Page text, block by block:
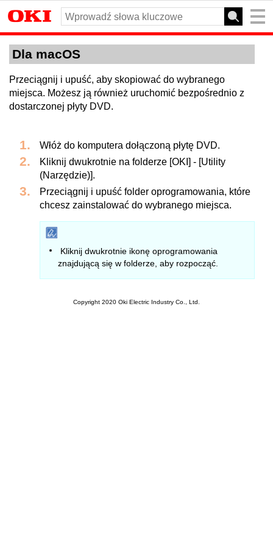
Dla macOS
Przeciągnij i upuść, aby skopiować do wybranego
miejsca. Możesz ją również uruchomić bezpośrednio z
dostarczonej płyty DVD.
Włóż do komputera dołączoną płytę DVD.
Kliknij dwukrotnie na folderze [OKI] - [Utility
(Narzędzie)].
Przeciągnij i upuść folder oprogramowania, które
chcesz zainstalować do wybranego miejsca.
Kliknij dwukrotnie ikonę oprogramowania
znajdującą się w folderze, aby rozpocząć.
Copyright 2020 Oki Electric Industry Co., Ltd.